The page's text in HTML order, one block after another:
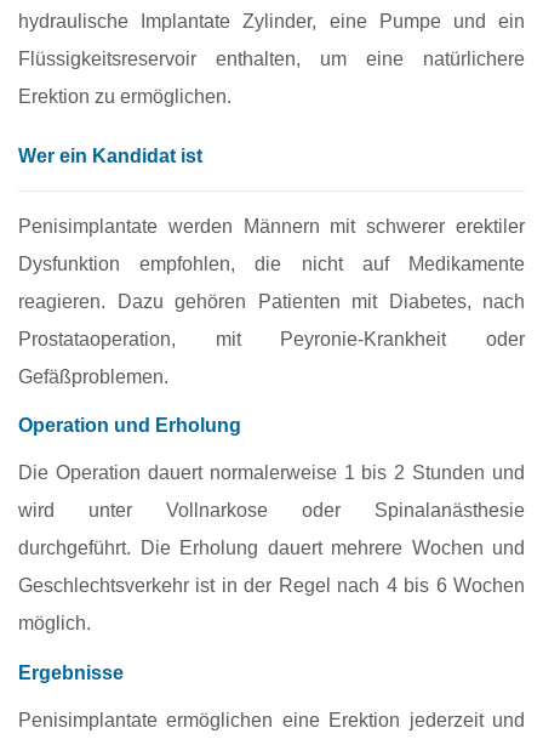
hydraulische Implantate Zylinder, eine Pumpe und ein
Flüssigkeitsreservoir enthalten, um eine natürlichere
Erektion zu ermöglichen.
Wer ein Kandidat ist
Penisimplantate werden Männern mit schwerer erektiler
Dysfunktion empfohlen, die nicht auf Medikamente
reagieren. Dazu gehören Patienten mit Diabetes, nach
Prostataoperation, mit Peyronie‑Krankheit oder
Gefäßproblemen.
Operation und Erholung
Die Operation dauert normalerweise 1 bis 2 Stunden und
wird unter Vollnarkose oder Spinalanästhesie
durchgeführt. Die Erholung dauert mehrere Wochen und
Geschlechtsverkehr ist in der Regel nach 4 bis 6 Wochen
möglich.
Ergebnisse
Penisimplantate ermöglichen eine Erektion jederzeit und